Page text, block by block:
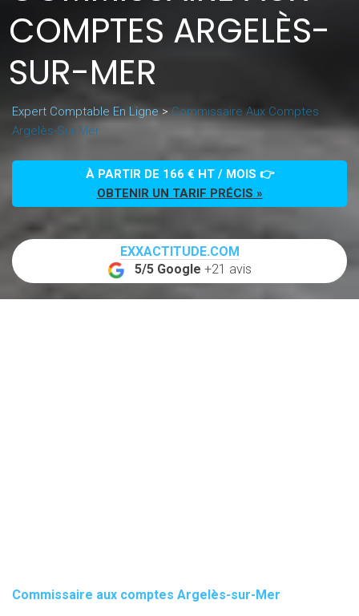
COMPTES ARGELÈS-
SUR-MER
Expert Comptable En Ligne>Commissaire Aux Comptes
Argelès-Sur-Mer
À PARTIR DE 166 € HT / MOIS 👉
OBTENIR UN TARIF PRÉCIS »
EXXACTITUDE.COM
5/5 Google +21 avis
Commissaire aux comptes Argelès-sur-Mer